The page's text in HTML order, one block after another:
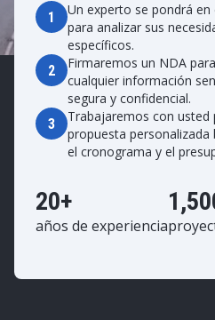
1
Un experto se pondrá
para analizar sus
específicos.
2
Firmaremos un NDA
cualquier información
segura y confidencial.
3
Trabajaremos con usted
propuesta personalizada
el cronograma y el
20+
años de experiencia